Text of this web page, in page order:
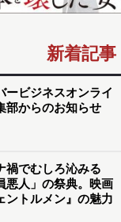
新着記事
ービジネスオンライ
部からのお知らせ
禍でむしろ沁みる
悪人」の祭典。映画
ントルメン』の魅力